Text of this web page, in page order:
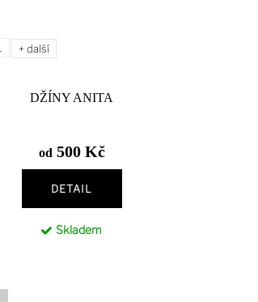
+ další
DŽÍNY ANITA
od 500 Kč
DETAIL
Skladem